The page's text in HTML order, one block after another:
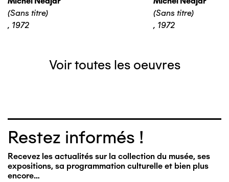
(Sans titre)
, 1972
(Sans titre)
, 1972
Voir toutes les oeuvres
Restez informés !
Recevez les actualités sur la collection du musée, ses
expositions, sa programmation culturelle et bien plus
encore…